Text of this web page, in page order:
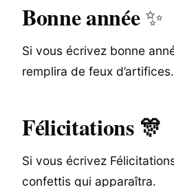
Bonne année✨
Si vous écrivez bonne
remplira de feux d’artifices.
Félicitations 🎊
Si vous écrivez
confettis qui apparaîtra.